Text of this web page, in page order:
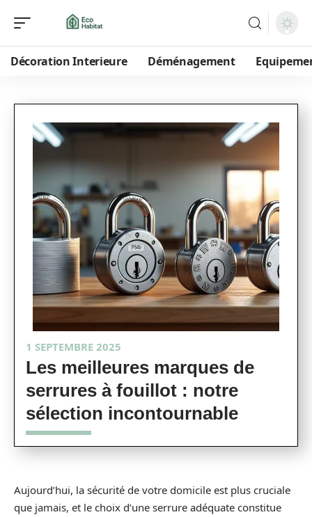
Décoration Interieure Déménagement
1 SEPTEMBRE 2025
Les meilleures marques de
serrures à fouillot : notre
sélection incontournable
Aujourd’hui, la sécurité de votre domicile est plus cruciale
que jamais, et le choix d’une serrure adéquate constitue